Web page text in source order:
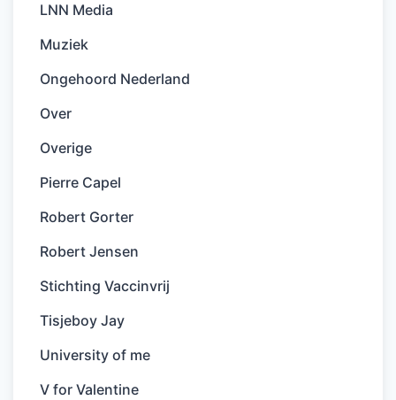
LNN Media
Muziek
Ongehoord Nederland
Over
Overige
Pierre Capel
Robert Gorter
Robert Jensen
Stichting Vaccinvrij
Tisjeboy Jay
University of me
V for Valentine